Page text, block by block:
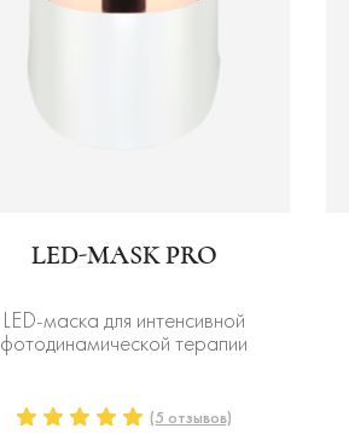
LED-MASK PRO
LED-маска для интенсивной
фотодинамической терапии
(5 отзывов)